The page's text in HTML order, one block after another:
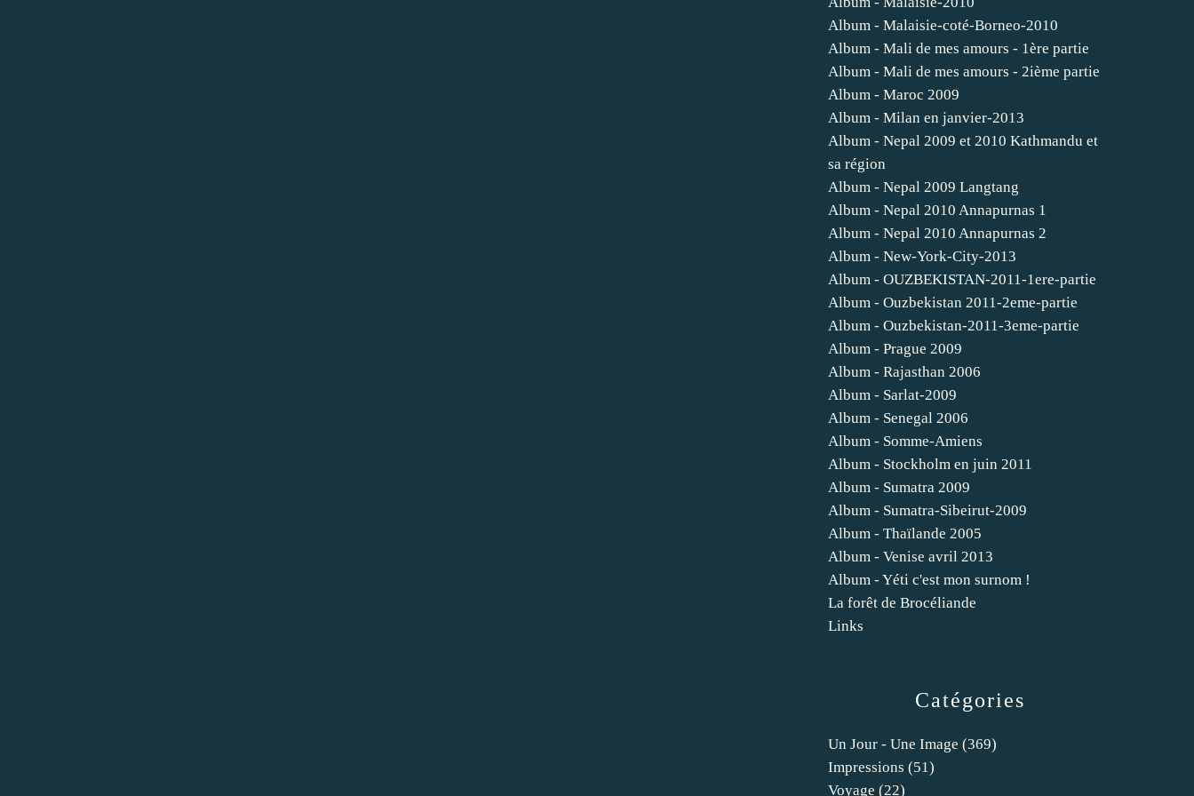
Catégories
Un Jour - Une Image (369)
Impressions (51)
Voyage (22)
Album - Malaisie-coté-Borneo-2010
Album - Mali de mes amours - 1ère partie
Album - Mali de mes amours - 2ième partie
Album - Maroc 2009
Album - Milan en janvier-2013
Album - Nepal 2009 et 2010 Kathmandu et
sa région
Album - Nepal 2009 Langtang
Album - Nepal 2010 Annapurnas 1
Album - Nepal 2010 Annapurnas 2
Album - New-York-City-2013
Album - OUZBEKISTAN-2011-1ere-partie
Album - Ouzbekistan 2011-2eme-partie
Album - Ouzbekistan-2011-3eme-partie
Album - Prague 2009
Album - Rajasthan 2006
Album - Sarlat-2009
Album - Senegal 2006
Album - Somme-Amiens
Album - Stockholm en juin 2011
Album - Sumatra 2009
Album - Sumatra-Sibeirut-2009
Album - Thaïlande 2005
Album - Venise avril 2013
Album - Yéti c'est mon surnom !
La forêt de Brocéliande
Links